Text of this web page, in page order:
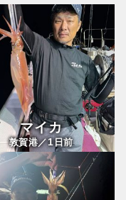
マイカ
敦賀港／1日前